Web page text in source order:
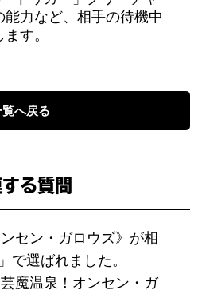
能力など、相手の待機中
す。
覧へ戻る
る質問
セン・ガロウズ》が相
で選ばれました。
魔温泉！オンセン・ガ